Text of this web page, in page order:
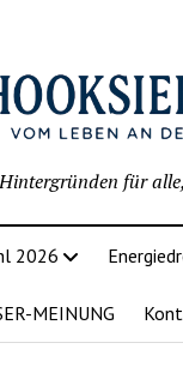
für
2026
MEINUNG